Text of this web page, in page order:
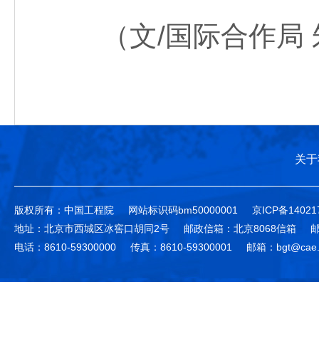
（文/国际合作局
关
版权所有：中国工程院 网站标识码bm50000001
京ICP备
地址：北京市西城区冰窖口胡同2号
邮政信箱：北京8068信箱
电话：8610-59300000
传真：8610-59300001 邮箱：